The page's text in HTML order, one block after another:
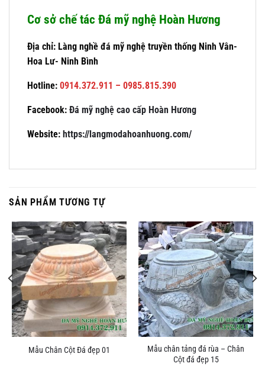
Cơ sở chế tác Đá mỹ nghệ Hoàn Hương
Địa chỉ: Làng nghề đá mỹ nghệ truyền thống Ninh Vân-
Hoa Lư- Ninh Bình
Hotline: 0914.372.911 – 0985.815.390
Facebook: Đá mỹ nghệ cao cấp Hoàn Hương
Website: https://langmodahoanhuong.com/
SẢN PHẨM TƯƠNG TỰ
Mẫu Chân Cột Đá đẹp 01
Mẫu chân tảng đá rùa – Chân
Cột đá đẹp 15